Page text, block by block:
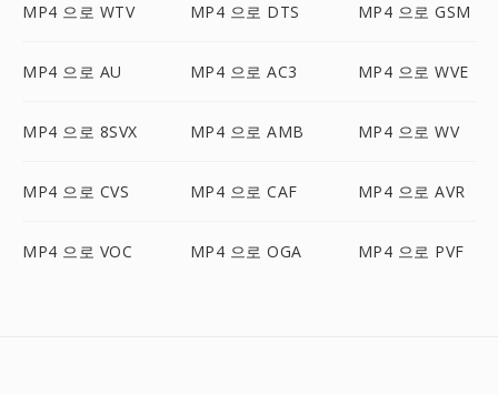
MP4 으로 WTV MP4 으로 DTS MP4 으로 GSM
MP4 으로 AU MP4 으로 AC3 MP4 으로 WVE
MP4 으로 8SVX MP4 으로 AMB MP4 으로 WV
MP4 으로 CVS MP4 으로 CAF MP4 으로 AVR
MP4 으로 VOC MP4 으로 OGA MP4 으로 PVF